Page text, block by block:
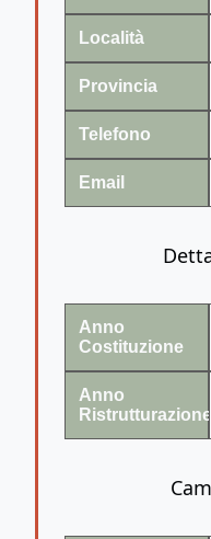
Località
Provincia
Telefono
Email
Anno
Costituzione
Anno
Ristrutturazione